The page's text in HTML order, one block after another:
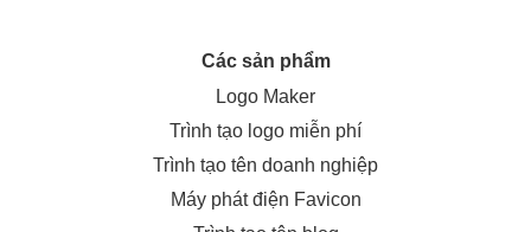
Các sản phẩm
Logo Maker
Trình tạo logo miễn phí
Trình tạo tên doanh nghiệp
Máy phát điện Favicon